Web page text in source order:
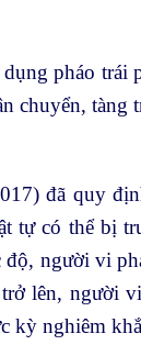
pháo trái
chuyển, tàng
đã quy
tự có thể bị
người vi
lên, người
kỳ nghiêm